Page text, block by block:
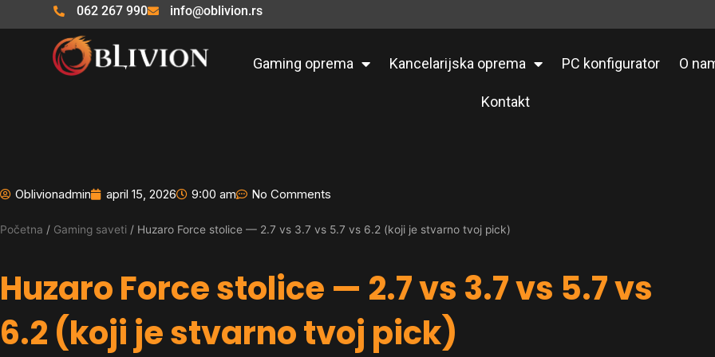
na
062 267 990 info@oblivion.rs
Gaming oprema Kancelarijska oprema PC konfigurator O
Kontakt
Oblivionadmin april 15, 2026 9:00 am No Comments
Početna / Gaming saveti / Huzaro Force stolice — 2.7 vs 3.7 vs 5.7 vs 6.2 (koji je stvarno tvoj pick)
Huzaro Force stolice — 2.7 vs 3.7 vs 5.7 vs
6.2 (koji je stvarno tvoj pick)